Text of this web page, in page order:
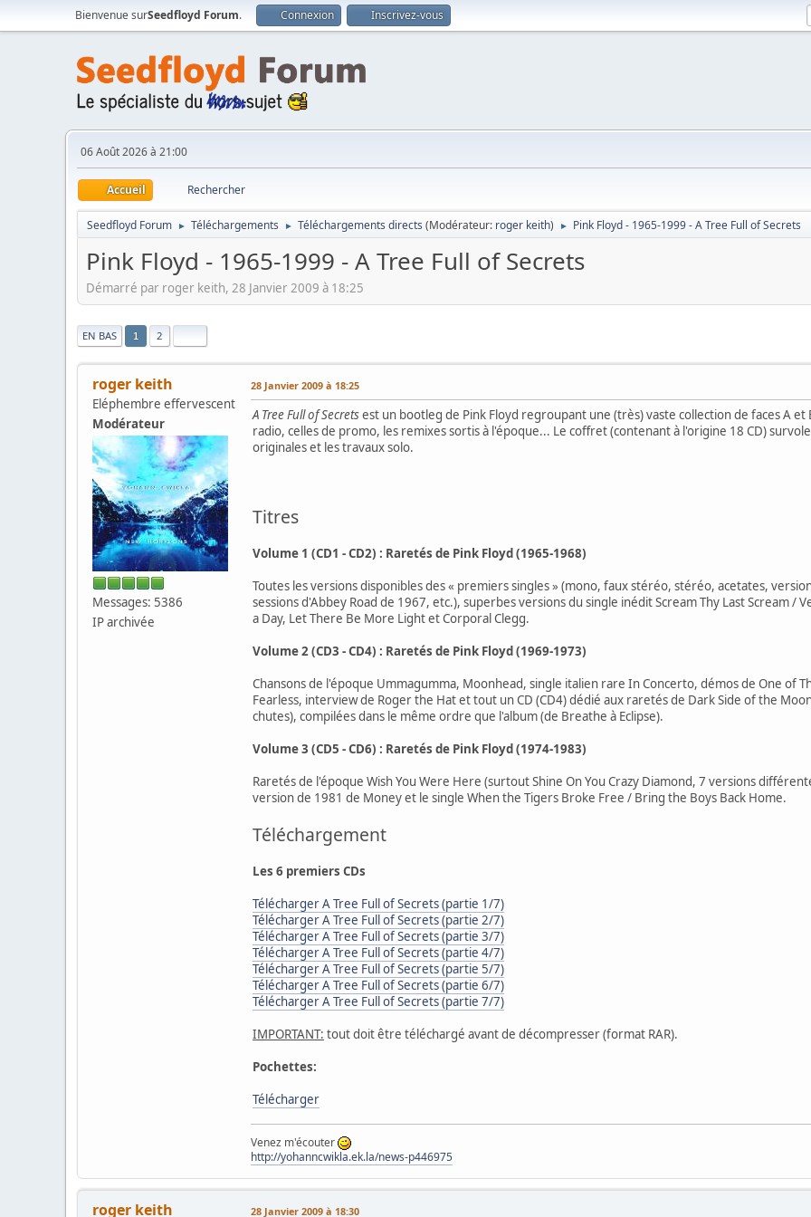
Bienvenue surSeedfloyd Forum. Connexion Inscrivez-vous
06 Août 2026 à 21:00
Accueil Rechercher
Seedfloyd Forum ► Téléchargements ► Téléchargements directs (Modérateur: roger keith) ► Pink Floyd - 1965-1999 - A Tree Full of Secrets
Pink Floyd - 1965-1999 - A Tree Full of Secrets
Démarré par roger keith, 28 Janvier 2009 à 18:25
|
EN BAS 1 2
roger keith
Eléphembre effervescent
Modérateur
Messages: 5386
IP archivée
28 Janvier 2009 à 18:25
A Tree Full of Secretsest un bootleg de Pink Floyd regroupant une (très) vaste collection de faces A
radio, celles de promo, les remixes sortis à l'époque... Le coffret (contenant à l'origine 18 CD)
originales et les travaux solo.
Titres
Volume 1 (CD1 - CD2) : Raretés de Pink Floyd (1965-1968)
Toutes les versions disponibles des « premiers singles » (mono, faux stéréo, stéréo, acetates,
sessions d'Abbey Road de 1967, etc.), superbes versions du single inédit Scream Thy Last Scream
a Day, Let There Be More Light et Corporal Clegg.
Volume 2 (CD3 - CD4) : Raretés de Pink Floyd (1969-1973)
Chansons de l'époque Ummagumma, Moonhead, single italien rare In Concerto, démos de One of
Fearless, interview de Roger the Hat et tout un CD (CD4) dédié aux raretés de Dark Side of the
chutes), compilées dans le même ordre que l'album (de Breathe à Eclipse).
Volume 3 (CD5 - CD6) : Raretés de Pink Floyd (1974-1983)
Raretés de l'époque Wish You Were Here (surtout Shine On You Crazy Diamond, 7 versions
version de 1981 de Money et le single When the Tigers Broke Free / Bring the Boys Back Home.
Téléchargement
Les 6 premiers CDs
Télécharger A Tree Full of Secrets (partie 1/7)
Télécharger A Tree Full of Secrets (partie 2/7)
Télécharger A Tree Full of Secrets (partie 3/7)
Télécharger A Tree Full of Secrets (partie 4/7)
Télécharger A Tree Full of Secrets (partie 5/7)
Télécharger A Tree Full of Secrets (partie 6/7)
Télécharger A Tree Full of Secrets (partie 7/7)
IMPORTANT: tout doit être téléchargé avant de décompresser (format RAR).
Pochettes:
Télécharger
Venez m'écouter
http://yohanncwikla.ek.la/news-p446975
roger keith 28 Janvier 2009 à 18:30